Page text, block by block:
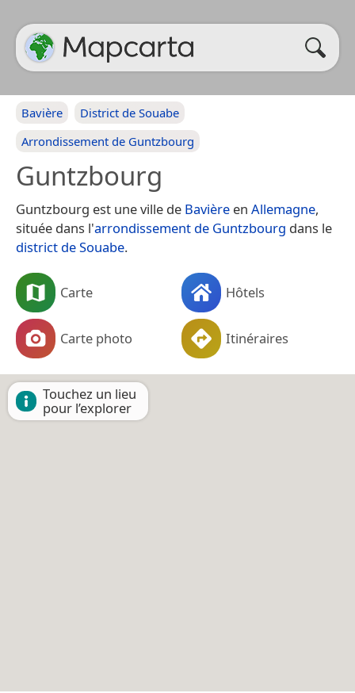
Bavière
District de Souabe
Arrondissement de Guntzbourg
Guntzbourg
Guntzbourg est une ville de Bavière en Allemagne,
située dans l'arrondissement de Guntzbourg dans le
district de Souabe.
Carte Hôtels
Carte photo Itinéraires
Touchez un lieu
pour l’explorer